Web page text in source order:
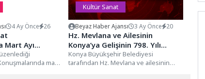
4 Ay Önce 26
Mart Ayı
Oldu!
mart
Kültür Sanat
Beyaz Haber Ajansı 3 Ay Önce 20
Hz. Mevlana ve Ailesinin
Konya’ya Gelişinin 798. Yılı
Kutlanıyor
Konya Büyükşehir Belediyesi
tarafından Hz. Mevlana ve ailesinin